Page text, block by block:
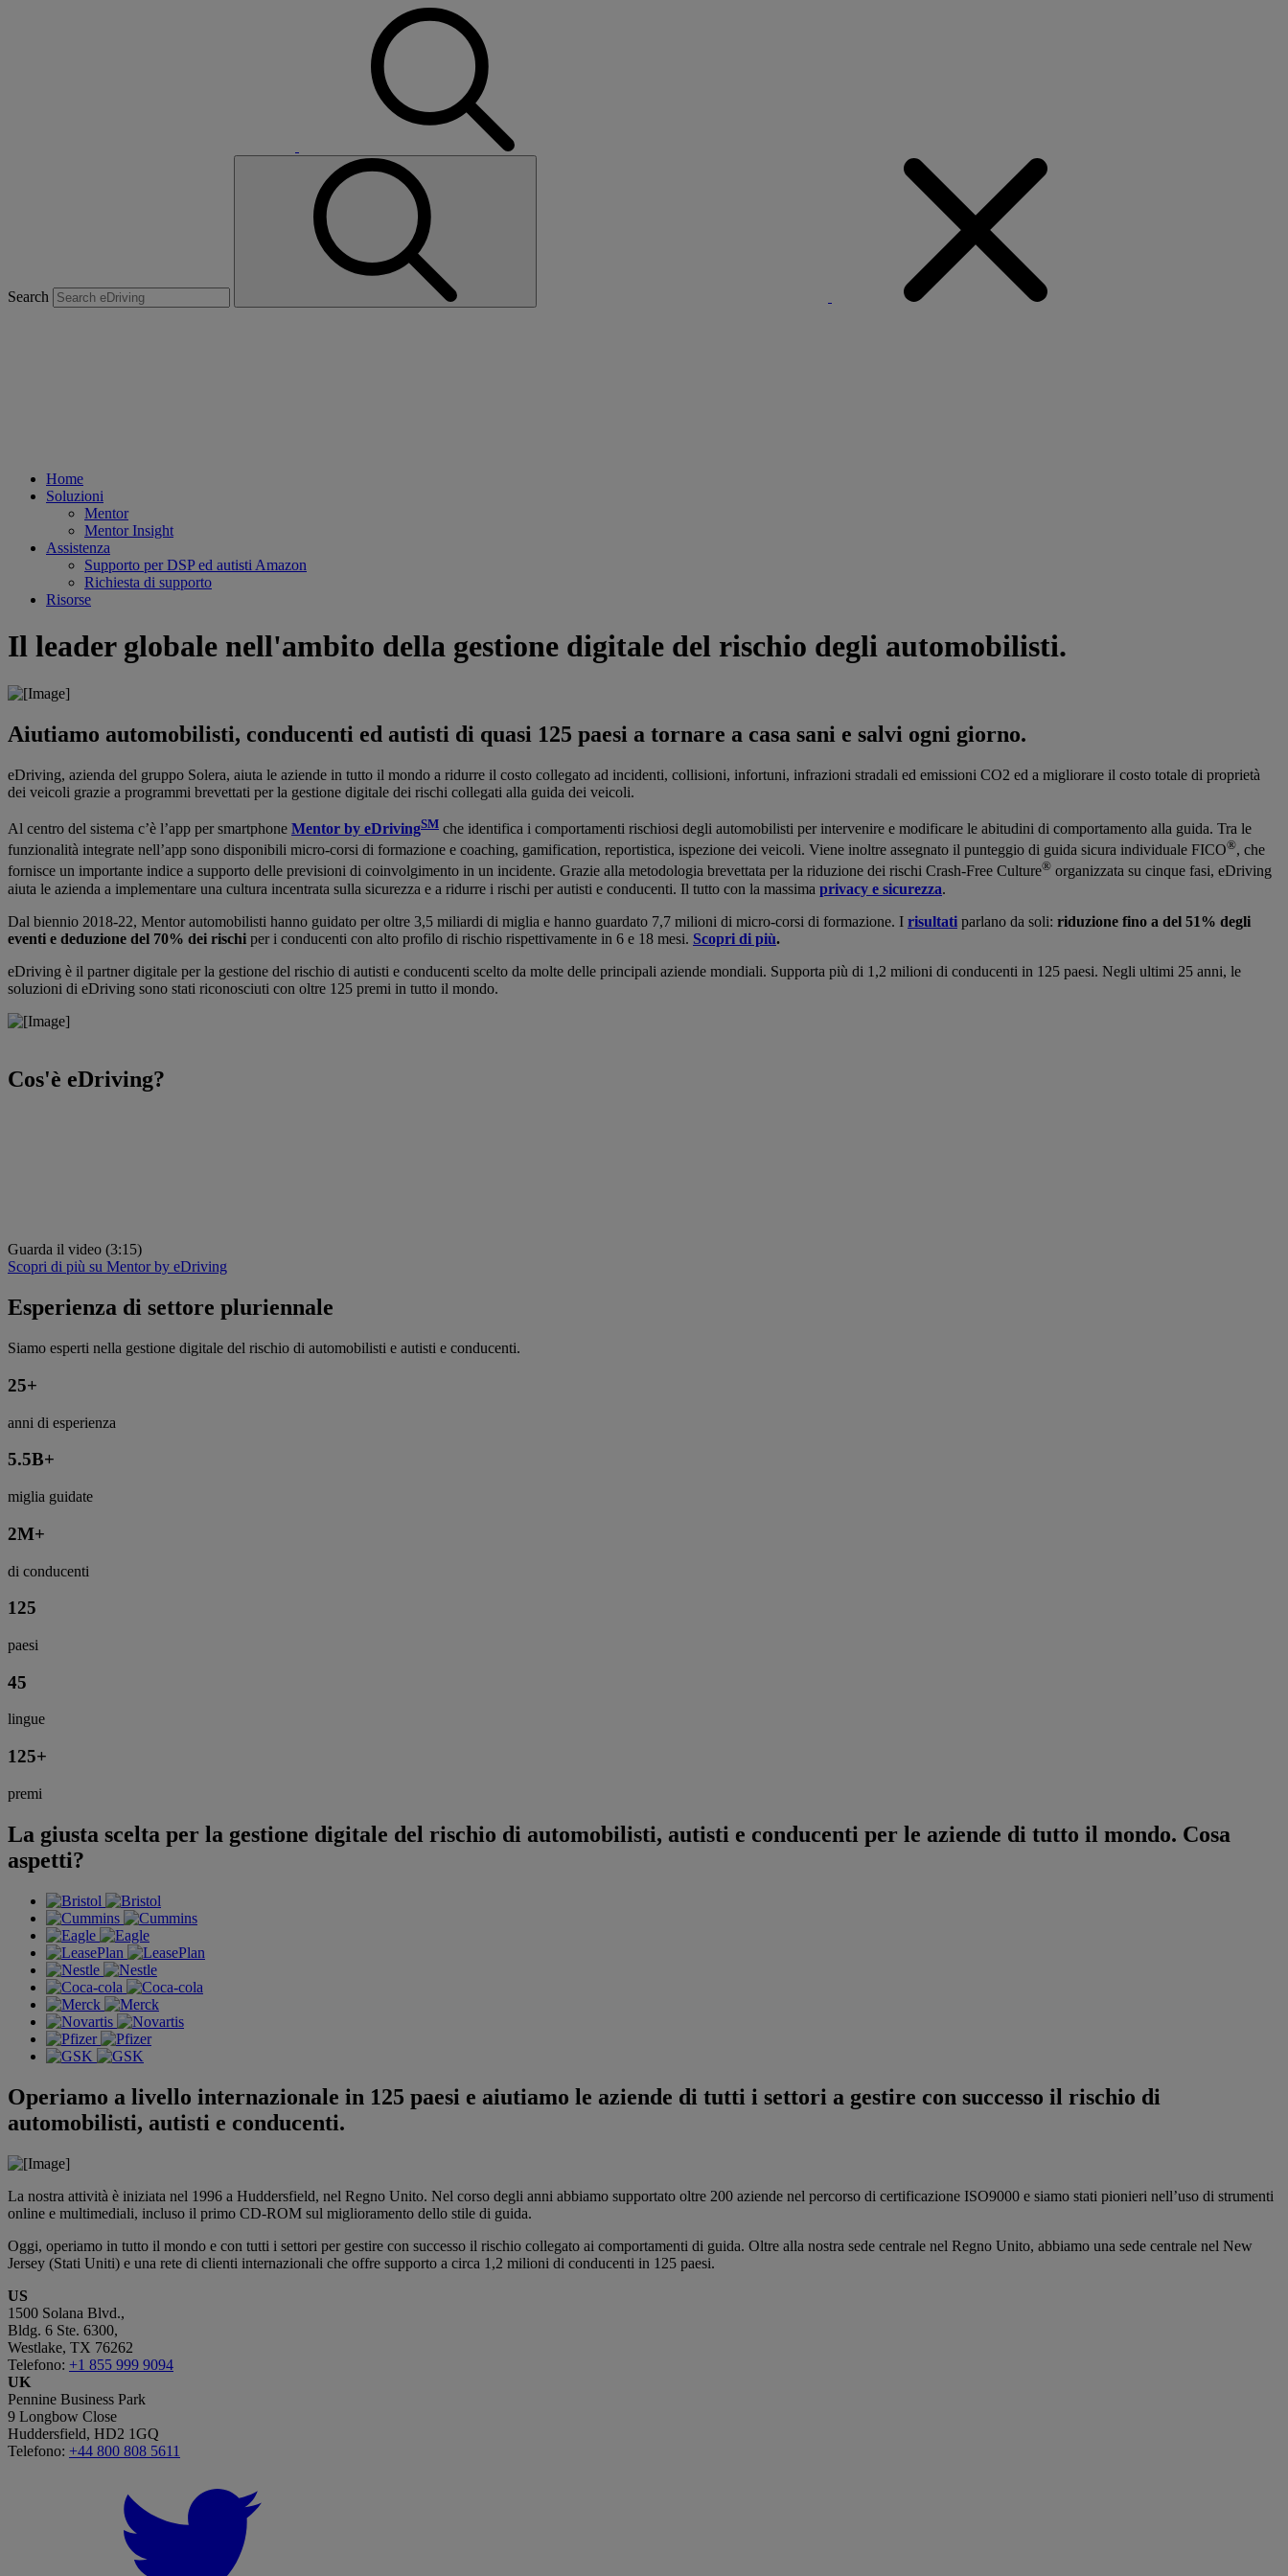
Search
Home
Soluzioni
Mentor
Mentor Insight
Assistenza
Supporto per DSP ed autisti Amazon
Richiesta di supporto
Risorse
Il leader globale nell'ambito della gestione digitale del rischio degli automobilisti.
Aiutiamo automobilisti, conducenti ed autisti di quasi 125 paesi a tornare a casa sani e salvi ogni giorno.
eDriving, azienda del gruppo Solera, aiuta le aziende in tutto il mondo a ridurre il costo collegato ad incidenti, collisioni, infortuni, infrazioni stradali ed emissioni CO2 ed a migliorare il costo totale di proprietà
dei veicoli grazie a programmi brevettati per la gestione digitale dei rischi collegati alla guida dei veicoli.
Al centro del sistema c’è l’app per smartphone Mentor by eDrivingSM che identifica i comportamenti rischiosi degli automobilisti per intervenire e modificare le abitudini di comportamento alla guida. Tra le
funzionalità integrate nell’app sono disponibili micro-corsi di formazione e coaching, gamification, reportistica, ispezione dei veicoli. Viene inoltre assegnato il punteggio di guida sicura individuale FICO®, che
fornisce un importante indice a supporto delle previsioni di coinvolgimento in un incidente. Grazie alla metodologia brevettata per la riduzione dei rischi Crash-Free Culture® organizzata su cinque fasi, eDriving
aiuta le azienda a implementare una cultura incentrata sulla sicurezza e a ridurre i rischi per autisti e conducenti. Il tutto con la massima privacy e sicurezza.
Dal biennio 2018-22, Mentor automobilisti hanno guidato per oltre 3,5 miliardi di miglia e hanno guardato 7,7 milioni di micro-corsi di formazione. I risultati parlano da soli: riduzione fino a del 51% degli
eventi e deduzione del 70% dei rischi per i conducenti con alto profilo di rischio rispettivamente in 6 e 18 mesi. Scopri di più.
eDriving è il partner digitale per la gestione del rischio di autisti e conducenti scelto da molte delle principali aziende mondiali. Supporta più di 1,2 milioni di conducenti in 125 paesi. Negli ultimi 25 anni, le
soluzioni di eDriving sono stati riconosciuti con oltre 125 premi in tutto il mondo.
Cos'è eDriving?
Guarda il video (3:15)
Scopri di più su Mentor by eDriving
Esperienza di settore pluriennale
Siamo esperti nella gestione digitale del rischio di automobilisti e autisti e conducenti.
25+
anni di esperienza
5.5B+
miglia guidate
2M+
di conducenti
125
paesi
45
lingue
125+
premi
La giusta scelta per la gestione digitale del rischio di automobilisti, autisti e conducenti per le aziende di tutto il mondo. Cosa
aspetti?
Operiamo a livello internazionale in 125 paesi e aiutiamo le aziende di tutti i settori a gestire con successo il rischio di
automobilisti, autisti e conducenti.
La nostra attività è iniziata nel 1996 a Huddersfield, nel Regno Unito. Nel corso degli anni abbiamo supportato oltre 200 aziende nel percorso di certificazione ISO9000 e siamo stati pionieri nell’uso di strumenti
online e multimediali, incluso il primo CD-ROM sul miglioramento dello stile di guida.
Oggi, operiamo in tutto il mondo e con tutti i settori per gestire con successo il rischio collegato ai comportamenti di guida. Oltre alla nostra sede centrale nel Regno Unito, abbiamo una sede centrale nel New
Jersey (Stati Uniti) e una rete di clienti internazionali che offre supporto a circa 1,2 milioni di conducenti in 125 paesi.
US
1500 Solana Blvd.,
Bldg. 6 Ste. 6300,
Westlake, TX 76262
Telefono: +1 855 999 9094
UK
Pennine Business Park
9 Longbow Close
Huddersfield, HD2 1GQ
Telefono: +44 800 808 5611